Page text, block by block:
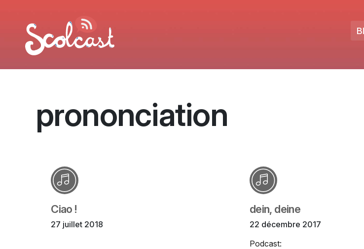
prononciation
Ciao !
27 juillet 2018
dein, deine
22 décembre 2017
Podcast: